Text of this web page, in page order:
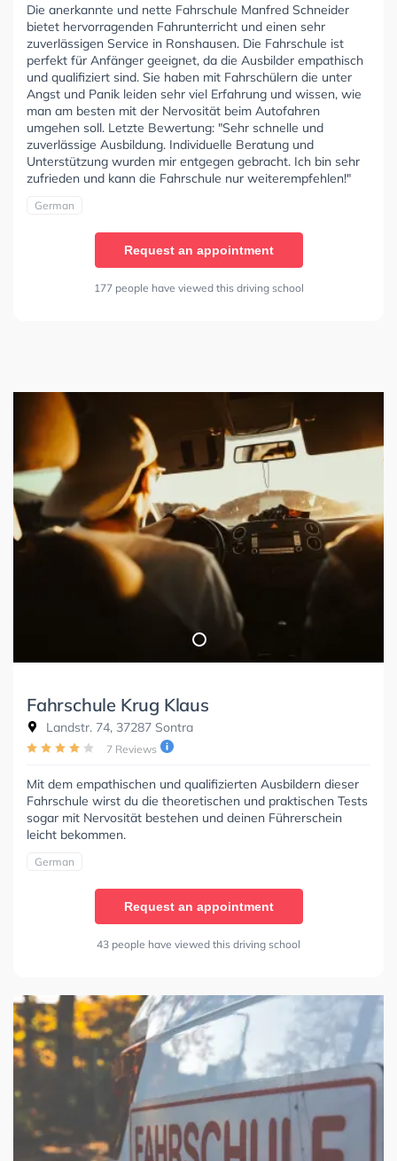
Die anerkannte und nette Fahrschule Manfred Schneider
bietet hervorragenden Fahrunterricht und einen sehr
zuverlässigen Service in Ronshausen. Die Fahrschule ist
perfekt für Anfänger geeignet, da die Ausbilder empathisch
und qualifiziert sind. Sie haben mit Fahrschülern die unter
Angst und Panik leiden sehr viel Erfahrung und wissen, wie
man am besten mit der Nervosität beim Autofahren
umgehen soll. Letzte Bewertung: "Sehr schnelle und
zuverlässige Ausbildung. Individuelle Beratung und
Unterstützung wurden mir entgegen gebracht. Ich bin sehr
zufrieden und kann die Fahrschule nur weiterempfehlen!"
German
Request an appointment
177 people have viewed this driving school
Fahrschule Krug Klaus
Landstr. 74, 37287 Sontra
7 Reviews
Mit dem empathischen und qualifizierten Ausbildern dieser
Fahrschule wirst du die theoretischen und praktischen Tests
sogar mit Nervosität bestehen und deinen Führerschein
leicht bekommen.
German
Request an appointment
43 people have viewed this driving school